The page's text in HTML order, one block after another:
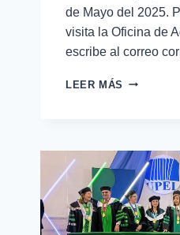
de Mayo del 2025.
visita la Oficina de
escribe al correo
LEER MÁS